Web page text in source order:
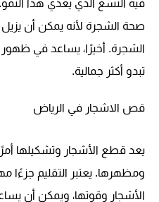
فيه النسغ الذي يغذي هذا
صحة الشجرة لأنه يمكن أن يزيل
الشجرة. أخيرًا، يساعد في
تبدو أكثر جمالية.
قص الاشجار في الرياض
يعد قطع الأشجار وتشكيلها
ومظهرها. يعتبر التقليم
الأشجار وقوتها، ويمكن أن